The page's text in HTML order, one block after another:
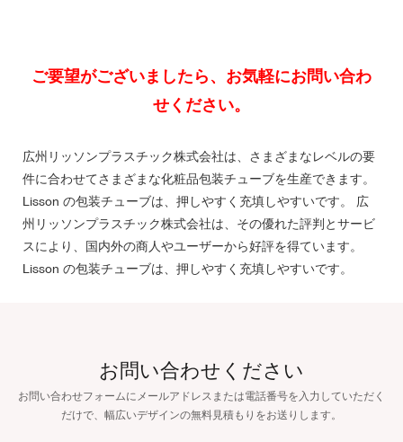
ご要望がございましたら、お気軽にお問い合わ
広州リッソンプラスチック株式会社は、さまざまなレベルの要
件に合わせてさまざまな化粧品包装チューブを生産できます。
Lisson の包装チューブは、押しやすく充填しやすいです。 広
州リッソンプラスチック株式会社は、その優れた評判とサービ
スにより、国内外の商人やユーザーから好評を得ています。
Lisson の包装チューブは、押しやすく充填しやすいです。
お問い合わせください
お問い合わせフォームにメールアドレスまたは電話番号を入力していただく
だけで、幅広いデザインの無料見積もりをお送りします。